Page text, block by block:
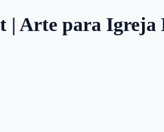
Arte para Igreja